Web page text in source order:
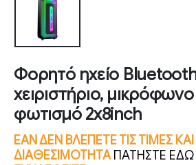
Φορητό ηχείο
χειριστήριο, μικρόφωνο
φωτισμό 2x8inch
ΕΑΝ ΔΕΝ ΒΛΕΠΕΤΕ ΤΙΣ ΤΙΜΕΣ
ΔΙΑΘΕΣΙΜΟΤΗΤΑ ΠΑΤΗΣΤΕ ΕΔΩ